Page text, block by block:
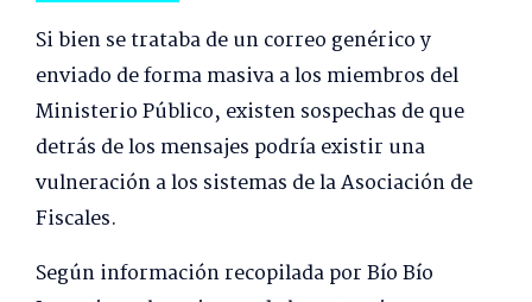
Si bien se trataba de un correo genérico y
enviado de forma masiva a los miembros del
Ministerio Público, existen sospechas de que
detrás de los mensajes podría existir una
vulneración a los sistemas de la Asociación de
Fiscales.
Según información recopilada por Bío Bío